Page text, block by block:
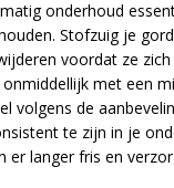
onderhoud
Stofzuig je
voordat ze
met een
volgens de
te zijn in je
er langer fris en